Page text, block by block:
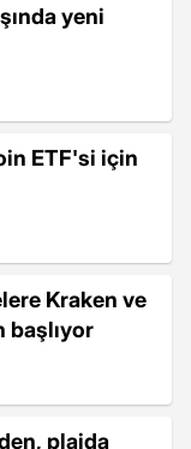
yeni
ETF'si için
Kraken ve
başlıyor
plajda